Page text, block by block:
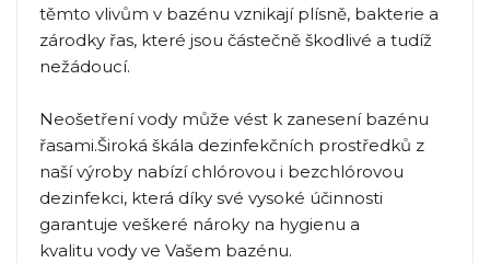
těmto vlivům v bazénu vznikají plísně, bakterie a
zárodky řas, které jsou částečně škodlivé a tudíž
nežádoucí.
Neošetření vody může vést k zanesení bazénu
řasami.Široká škála dezinfekčních prostředků z
naší výroby nabízí chlórovou i bezchlórovou
dezinfekci, která díky své vysoké účinnosti
garantuje veškeré nároky na hygienu a
kvalitu vody ve Vašem bazénu.